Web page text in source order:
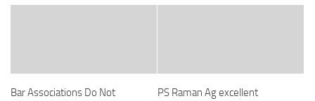
Bar Associations Do Not
PS Raman Ag excellent